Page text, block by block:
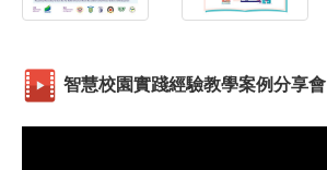
智慧校園實踐經驗教學案例分享會